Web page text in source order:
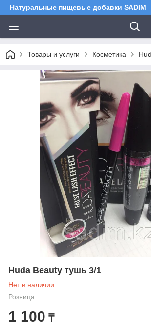
Натуральные пищевые добавки SADIM
Товары и услуги Косметика
Huda Beauty тушь 3/1
Нет в наличии
Розница
1 100 ₸